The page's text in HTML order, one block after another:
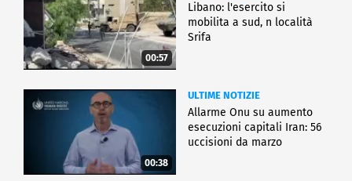
00:57
Libano: l'esercito si
mobilita a sud, n località
Srifa
00:38
ULTIME NOTIZIE
Allarme Onu su aumento
esecuzioni capitali Iran: 56
uccisioni da marzo